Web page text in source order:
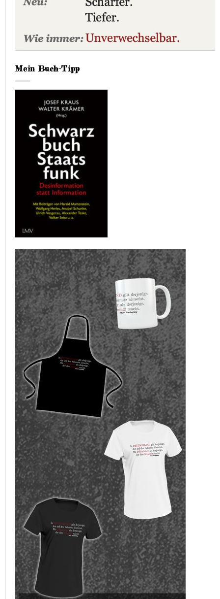
Mein Buch-Tipp